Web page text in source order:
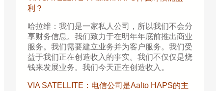
利？
哈拉维：我们是一家私人公司，所以我们不会分
享财务信息。我们致力于在明年年底前推出商业
服务。我们需要建立业务并为客户服务。我们受
益于我们正在创造收入的事实。我们不仅仅是烧
钱来发展业务。我们今天正在创造收入。
VIA SATELLITE：电信公司是Aalto HAPS的主